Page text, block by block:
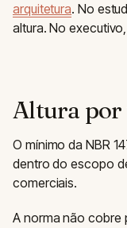
arquitetura. No
altura. No
Altura por
O mínimo da NBR
dentro do escopo
comerciais.
A norma não cobre